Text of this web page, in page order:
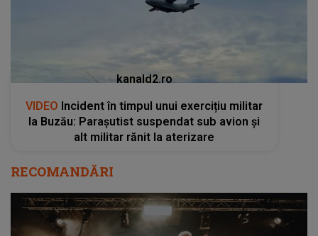
kanald2.ro
VIDEO Incident în timpul unui exercițiu militar
la Buzău: Parașutist suspendat sub avion și
alt militar rănit la aterizare
RECOMANDĂRI